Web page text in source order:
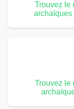
Trouvez le
archaïques
Trouvez le